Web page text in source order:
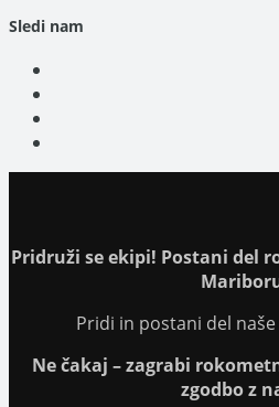
Sledi nam
Pridruži se ekipi! Postani del
Pridi in postani del
Ne čakaj – zagrabi
zgodbo z